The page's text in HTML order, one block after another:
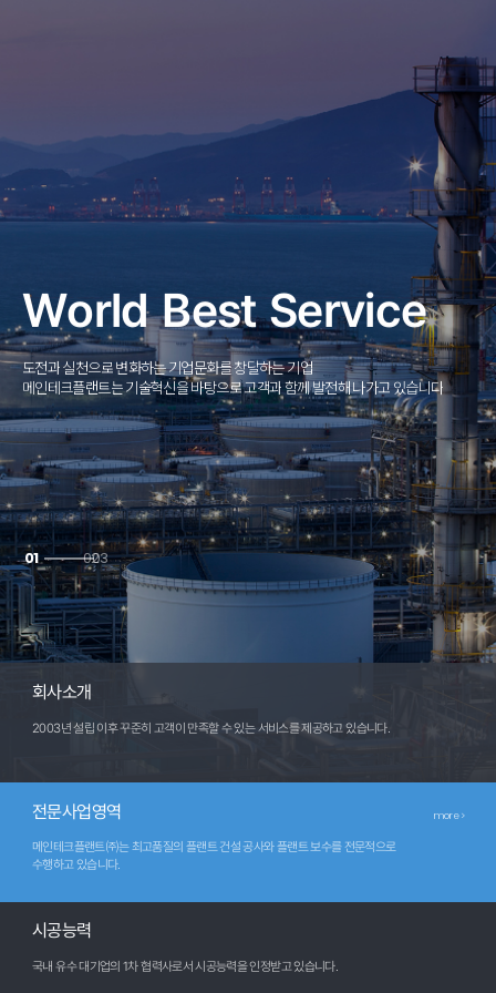
WorldBestService
도전과실천으로변화하는기업문화를창달하는기업
메인테크플랜트는기술혁신을바탕으로고객과함께발전해나가고 있습니다
WorldBestService
도전과실천으로변화하는기업문화를창달하는기업
메인테크플랜트는기술혁신을바탕으로고객과함께발전해나가고 있습니다
WorldBestService
도전과실천으로변화하는기업문화를창달하는기업
메인테크플랜트는기술혁신을바탕으로고객과함께발전해나가고 있습니다
1 23
회사소개
2003년 설립 이후 꾸준히 고객이 만족할 수 있는 서비스를 제공하고 있습니다.
전문사업영역 more >
메인테크플랜트㈜는 최고품질의 플랜트 건설 공사와플랜트 보수를 전문적으로
수행하고 있습니다.
시공능력
국내 유수 대기업의 1차 협력사로서시공능력을 인정받고 있습니다.